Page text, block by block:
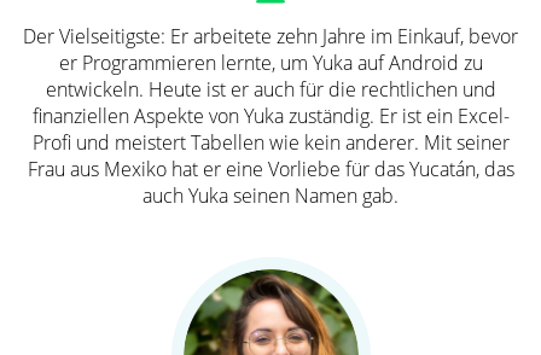
Der Vielseitigste: Er arbeitete zehn Jahre im Einkauf, bevor
er Programmieren lernte, um Yuka auf Android zu
entwickeln. Heute ist er auch für die rechtlichen und
finanziellen Aspekte von Yuka zuständig. Er ist ein Excel-
Profi und meistert Tabellen wie kein anderer. Mit seiner
Frau aus Mexiko hat er eine Vorliebe für das Yucatán, das
auch Yuka seinen Namen gab.